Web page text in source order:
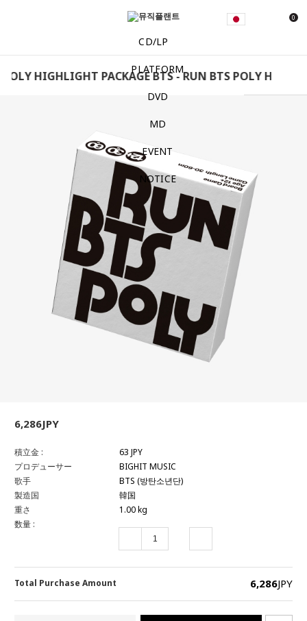
0
CD/LP
PLATFORM
DVD
MD
EVENT
NOTICE
HIGHLIGHT PACKAGE BTS - RUN BTS POLY
6,286JPY
積立金 :
63 JPY
プロデューサー
BIGHIT MUSIC
歌手
BTS (방탄소년단)
製造国
韓国
重さ
1.00 kg
数量 :
Total Purchase Amount 6,286JPY